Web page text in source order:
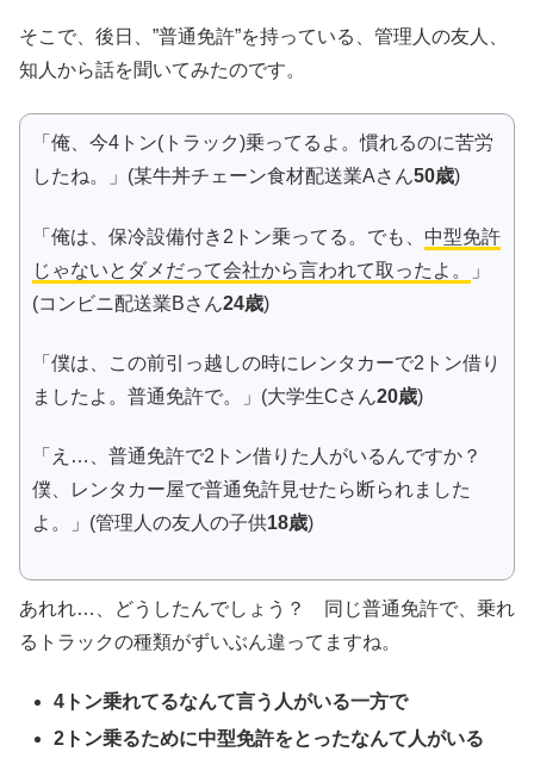
そこで、後日、”普通免許”を持っている、管理人の友人、
知人から話を聞いてみたのです。
「俺、今4トン(トラック)乗ってるよ。慣れるのに苦労
したね。」(某牛丼チェーン食材配送業Aさん50歳)
「俺は、保冷設備付き2トン乗ってる。でも、 中型免許
じゃないとダメだって会社から言われて取ったよ。
」
(コンビニ配送業Bさん24歳)
「僕は、この前引っ越しの時にレンタカーで2トン借り
ましたよ。普通免許で。」(大学生Cさん20歳)
「え…、普通免許で2トン借りた人がいるんですか？
僕、レンタカー屋で普通免許見せたら断られました
よ。」(管理人の友人の子供18歳)
あれれ…、どうしたんでしょう？ 同じ普通免許で、乗れ
るトラックの種類がずいぶん違ってますね。
4トン乗れてるなんて言う人がいる一方で
2トン乗るために中型免許をとったなんて人がいる